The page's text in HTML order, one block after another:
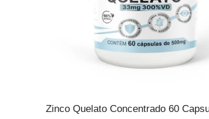
Zinco Quelato Concentrado 60